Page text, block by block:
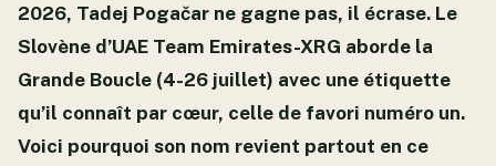
2026, Tadej Pogačar ne gagne pas, il écrase. Le
Slovène d’UAE Team Emirates-XRG aborde la
Grande Boucle (4-26 juillet) avec une étiquette
qu’il connaît par cœur, celle de favori numéro un.
Voici pourquoi son nom revient partout en ce